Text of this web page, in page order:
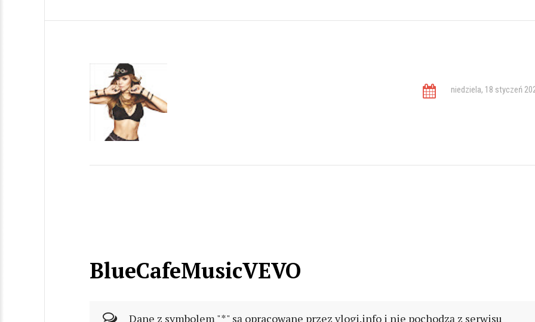
niedziela, 18 styczeń
BlueCafeMusicVEVO
Dane z symbolem "*" są opracowane przez vlogi.info i nie pochodzą z serwisu